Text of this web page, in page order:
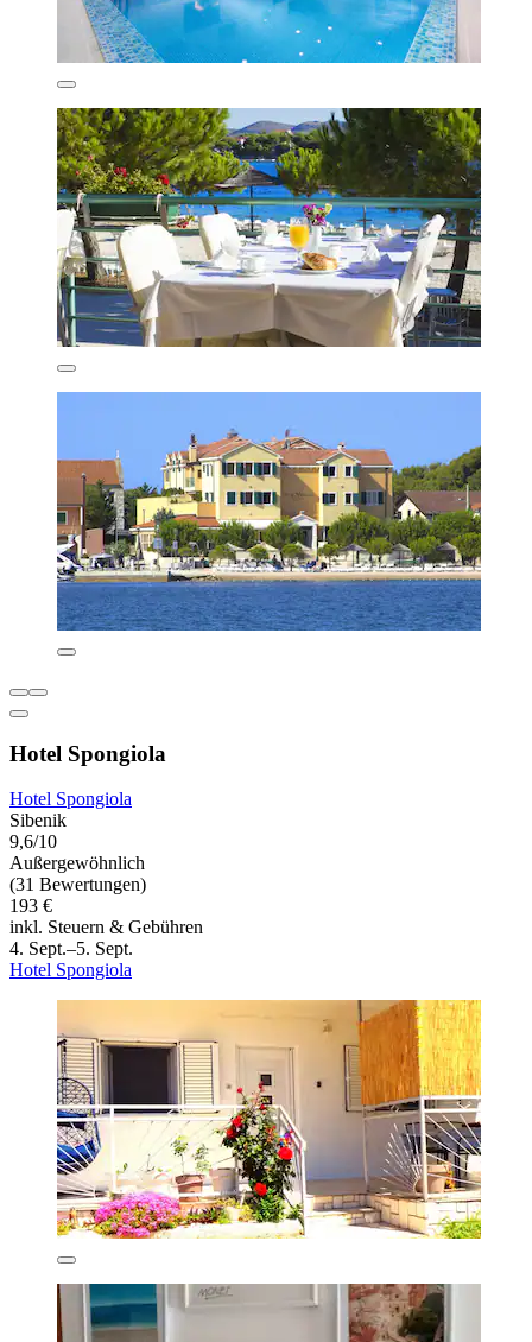
Hotel Spongiola
Hotel Spongiola
Sibenik
9,6/10
Außergewöhnlich
(31 Bewertungen)
193 €
inkl. Steuern & Gebühren
4. Sept.–5. Sept.
Hotel Spongiola